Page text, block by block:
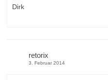
Dirk
retorix
3. Februar 2014